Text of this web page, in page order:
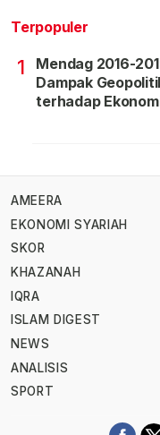
Terpopuler
1
Mendag 2016-
Dampak
terhadap
AMEERA
EKONOMI SYARIAH
SKOR
KHAZANAH
IQRA
ISLAM DIGEST
NEWS
ANALISIS
SPORT